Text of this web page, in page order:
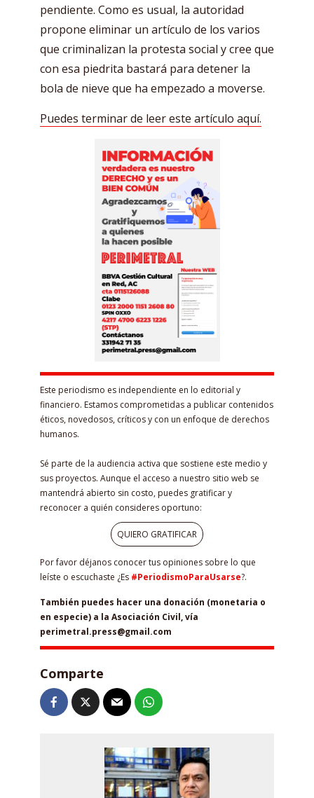
pendiente. Como es usual, la autoridad
propone eliminar un artículo de los varios
que criminalizan la protesta social y cree que
con esa piedrita bastará para detener la
bola de nieve que ha empezado a moverse.
Puedes terminar de leer este artículo aquí.
Este periodismo es independiente en lo editorial y
financiero. Estamos comprometidas a publicar contenidos
éticos, novedosos, críticos y con un enfoque de derechos
humanos.
Sé parte de la audiencia activa que sostiene este medio y
sus proyectos. Aunque el acceso a nuestro sitio web se
mantendrá abierto sin costo, puedes gratificar y
reconocer a quién consideres oportuno:
QUIERO GRATIFICAR
Por favor déjanos conocer tus opiniones sobre lo que
leíste o escuchaste ¿Es #PeriodismoParaUsarse?.
También puedes hacer una donación (monetaria o
en especie) a la Asociación Civil, vía
perimetral.press@gmail.com
Comparte